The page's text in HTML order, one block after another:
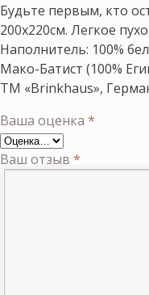
Будьте первым, кто
200х220см. Легкое
Наполнитель: 100%
Мако-Батист (100%
ТМ «Brinkhaus»,
Ваша оценка *
Ваш отзыв *